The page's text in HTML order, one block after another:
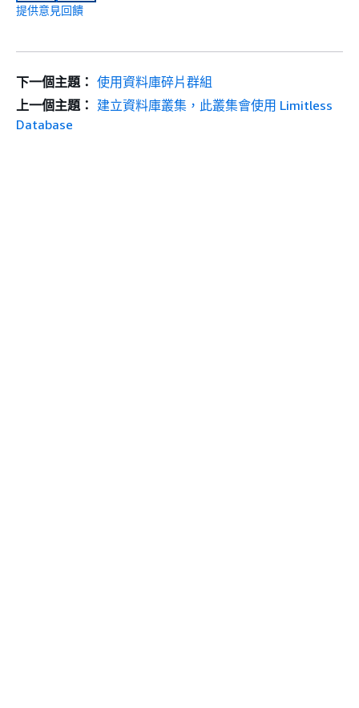
提供意見回饋
下一個主題： 使用資料庫碎片群組
上一個主題： 建立資料庫叢集，此叢集會使用 Limitless
Database